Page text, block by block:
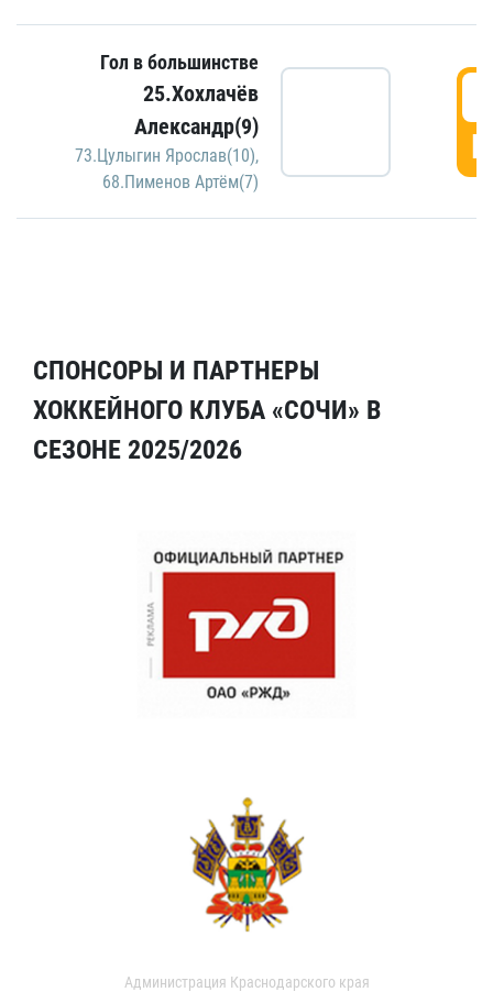
Гол в большинстве
25.Хохлачёв
Александр(9)
73.Цулыгин Ярослав(10),
68.Пименов Артём(7)
СПОНСОРЫ И ПАРТНЕРЫ
ХОККЕЙНОГО КЛУБА «СОЧИ» В
СЕЗОНЕ 2025/2026
Администрация Краснодарского края